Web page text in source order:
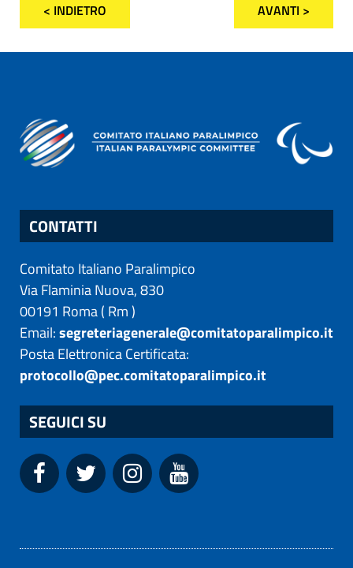
< INDIETRO AVANTI >
CONTATTI
Comitato Italiano Paralimpico
Via Flaminia Nuova, 830
00191 Roma( Rm)
Email:segreteriagenerale@comitatoparalimpico.it
Posta Elettronica Certificata:
protocollo@pec.comitatoparalimpico.it
SEGUICI SU